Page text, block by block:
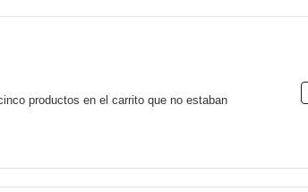
productos en el carrito que no estaban